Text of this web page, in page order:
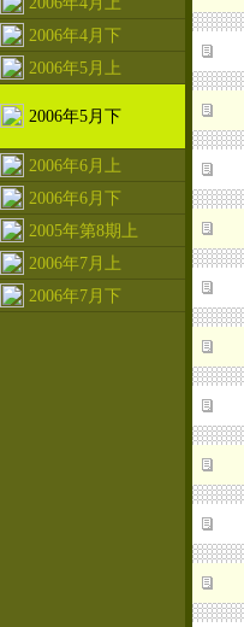
2006年4月下
2006年5月上
2006年5月下
2006年6月上
2006年6月下
2005年第8期上
2006年7月上
2006年7月下